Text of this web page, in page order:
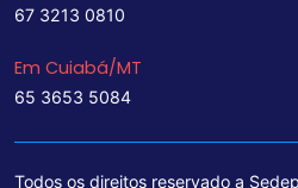
67 3213 0810
Em Cuiabá/MT
65 3653 5084
Todos os direitos reservado a